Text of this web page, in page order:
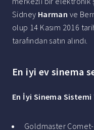
Sidney Harman ve
olup 14 Kasım 2016
tarafından satın alındı.
En iyi ev sinema
En İyi Sinema Sistemi
Goldmaster